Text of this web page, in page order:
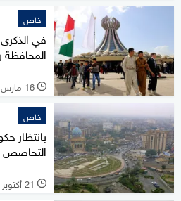
خاص
المحافظة
l 16 مارس 2023
خاص
بانتظار
التحاصص
l 21 أكتوبر 2022